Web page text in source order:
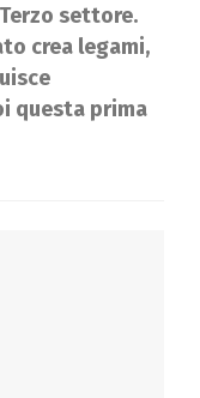
settore.
crea legami,
questa prima